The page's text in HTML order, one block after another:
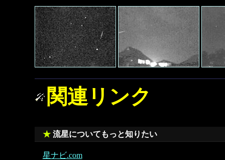
関連リンク
流星についてもっと知りたい
星ナビ.com